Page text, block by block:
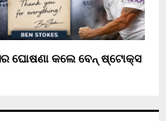
ଘୋଷଣା କଲେ ବେନ୍ ଷ୍ଟୋକ୍ସ